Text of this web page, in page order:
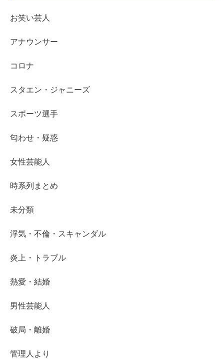
お笑い芸人
アナウンサー
コロナ
スタエン・ジャニーズ
スポーツ選手
匂わせ・疑惑
女性芸能人
時系列まとめ
未分類
浮気・不倫・スキャンダル
炎上・トラブル
熱愛・結婚
男性芸能人
破局・離婚
管理人より